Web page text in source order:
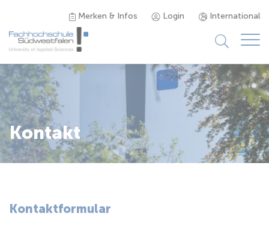
Merken & Infos Login International
Studieninteressierte
Studienangebot
Studierende
Kontakt
Kontaktformular